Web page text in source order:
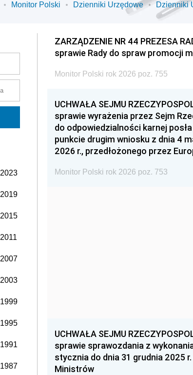
Monitor Polski Dzienniki Urzędowe Dzienniki
2023
2019
2015
2011
2007
2003
1999
1995
1991
1987
ZARZĄDZENIE NR 44 PREZESA
sprawie Rady do spraw promocji
Monitor Polski rok 2026 poz. 755
UCHWAŁA SEJMU
sprawie wyrażenia przez Sejm
do odpowiedzialności karnej
punkcie drugim wniosku z dnia 4
2026 r., przedłożonego przez
Monitor Polski rok 2026 poz. 753
UCHWAŁA SEJMU
sprawie sprawozdania z
stycznia do dnia 31 grudnia 2025
Ministrów